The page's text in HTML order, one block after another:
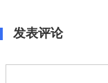
发表评论